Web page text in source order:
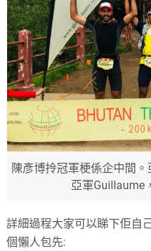
陳彥博拎冠軍梗係企中間
亞軍Guillaume
詳細過程大家可以睇下佢自
個懶人包先: